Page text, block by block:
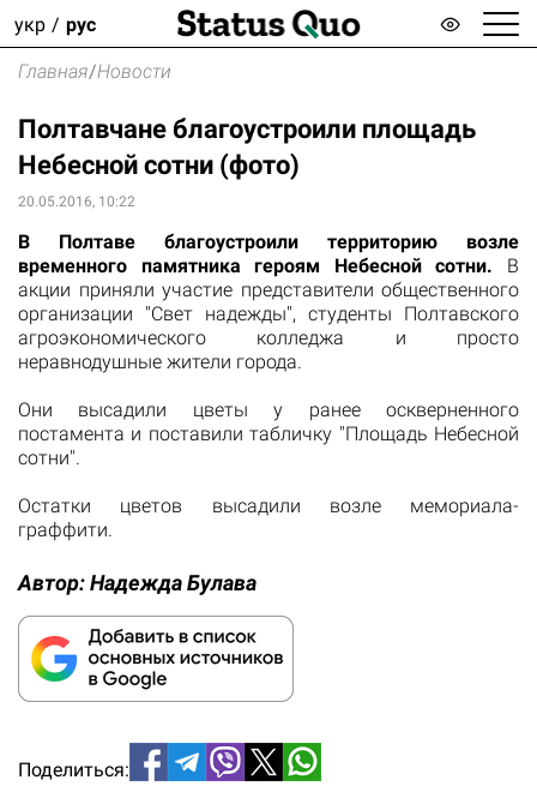
укр рус
Главная/Новости
Полтавчане благоустроили площадь
Небесной сотни (фото)
20.05.2016, 10:22
В Полтаве благоустроили территорию возле
временного памятника героям Небесной сотни. В
акции приняли участие представители общественного
организации "Свет надежды", студенты Полтавского
агроэкономического колледжа и просто
неравнодушные жители города.
Они высадили цветы у ранее оскверненного
постамента и поставили табличку "Площадь Небесной
сотни".
Остатки цветов высадили возле мемориала-
граффити.
Автор:Надежда Булава
Поделиться: